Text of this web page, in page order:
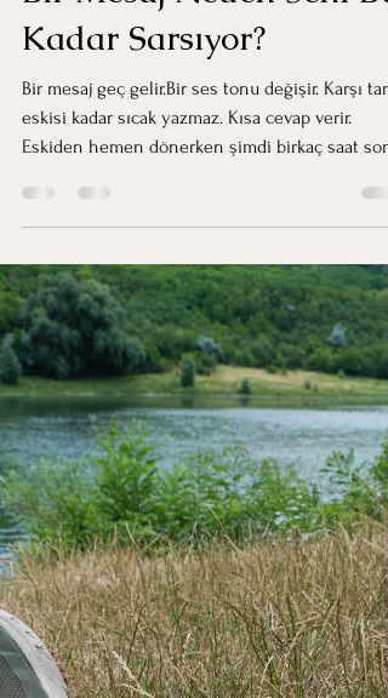
İrem Çekiç İncesu
2 Haz
5 dakikada okunur
Bir Mesaj Neden Seni Bu
Kadar Sarsıyor?
Bir mesaj geç gelir.Bir ses tonu değişir. Karşı
yazar. Ve bir anda zihnin çalışmaya başlar.
“Benden uzaklaşıyor mu?” “Ben mi yanlış bir şey
yaptım?” “Artık eskisi gibi hissetmiyor mu?” “Bu
mesajın altında başka bir anlam mı var?” “Şimdi
ne yapmalıyım?” Belki sadece bir mesajdır. Belki
karşı taraf gerçekten yoğundur. Belki o an
yorgundur. Belki de aranızda konuşulması
gereken bir